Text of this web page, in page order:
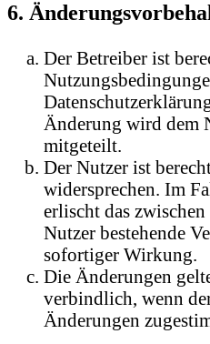
6.
Der Betreiber ist
Änderung wird dem
mitgeteilt.
Der Nutzer ist
widersprechen. Im
erlischt das
Nutzer bestehende
sofortiger Wirkung.
Die Änderungen
verbindlich, wenn
Änderungen